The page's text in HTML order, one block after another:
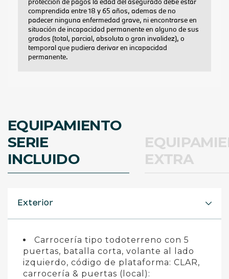
EQUIPAMIENTO
SERIE
INCLUIDO
EXTRA
Exterior
Carrocería tipo todoterreno con 5
puertas, batalla corta, volante al lado
izquierdo, código de plataforma: CLAR,
carrocería & puertas (local):